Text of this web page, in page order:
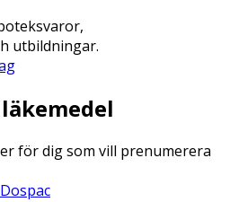
utbildningar.
för dig som vill prenumerera